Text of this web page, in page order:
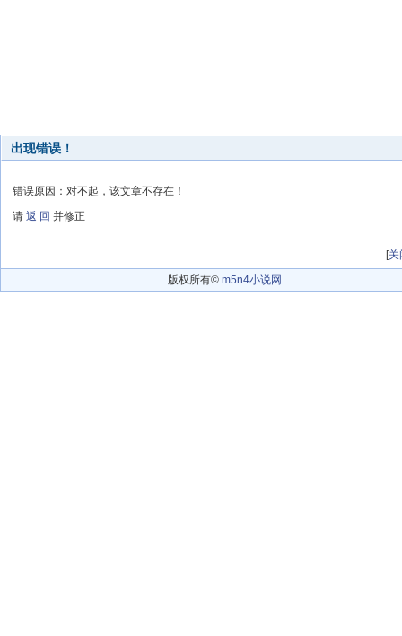
出现错误！
错误原因：对不起，该文章不存在！
请 返 回 并修正
[关
版权所有© m5n4小说网